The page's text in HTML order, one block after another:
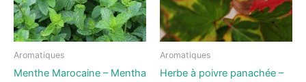
Aromatiques
Menthe Marocaine – Mentha
Aromatiques
Herbe à poivre panachée –